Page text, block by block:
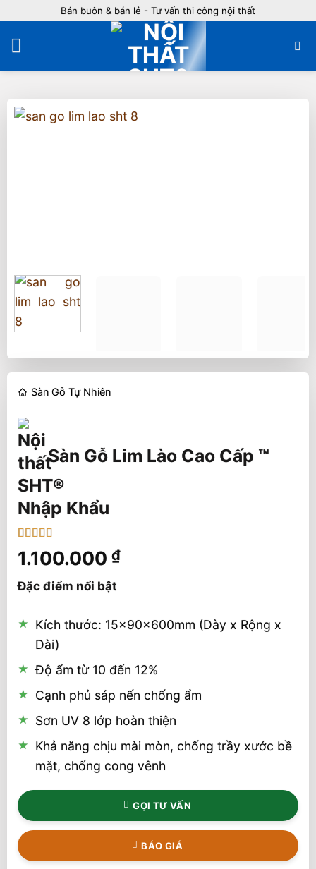
nội
dung
Bán buôn & bán lẻ - Tư vấn thi công nội thất
Sàn Gỗ Tự Nhiên
Sàn Gỗ Lim Lào Cao Cấp ™
Nhập Khẩu
5trên 5 dựa
trên
1
đánh
1.100.000 ₫
Đặc điểm nổi bật
Kích thước: 15x90x600mm (Dày x Rộng x
Dài)
Độ ẩm từ 10 đến 12%
Cạnh phủ sáp nến chống ẩm
Sơn UV 8 lớp hoàn thiện
Khả năng chịu mài mòn, chống trầy xước bề
mặt, chống cong vênh
GỌI TƯ VẤN
BÁO GIÁ